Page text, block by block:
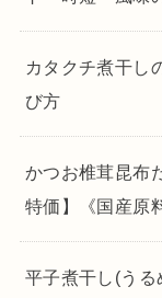
カタクチ煮干し
び方
かつお椎茸昆布
特価】《国産原
平子煮干し(う